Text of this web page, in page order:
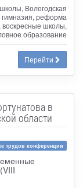
Вологодская
гимназия, реформа
воскресные школы,
образование
Перейти
в
области
трудов конференции